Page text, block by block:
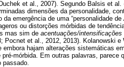
et al., 2007). Segundo Balsis et al.
dimensões da personalidade,
emergência de uma “personalidade de
ou distorções mórbidas de
mas sim de acentuações/intensificações
et al., 2012, 2013). Kolanowski e
hajam alterações sistemáticas
mórbida. Em outras palavras, parece